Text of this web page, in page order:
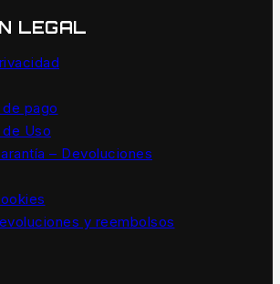
LEGAL
pago
Uso
– Devoluciones
y reembolsos